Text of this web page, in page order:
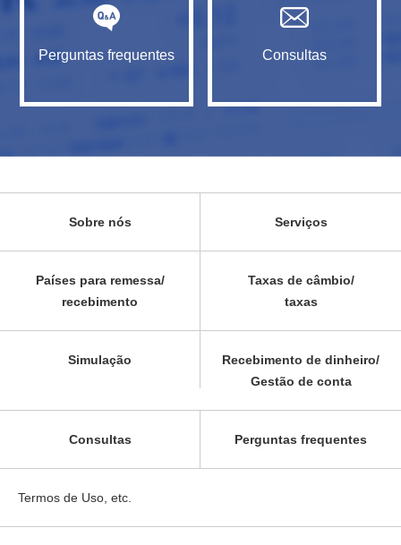
Perguntas frequentes Consultas
Sobre nós Serviços
Países para remessa/
recebimento
Taxas de câmbio/
taxas
Simulação
Recebimento de dinheiro/
Gestão de conta
Consultas Perguntas frequentes
Termos de Uso, etc.